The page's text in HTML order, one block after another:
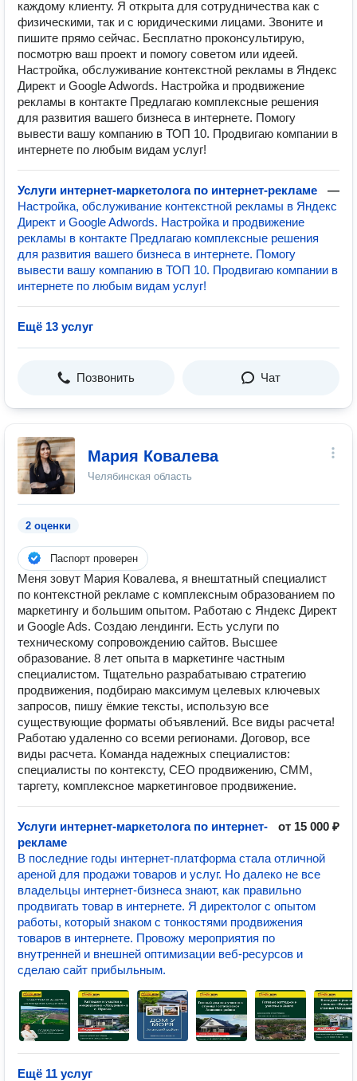
каждому клиенту. Я открыта для сотрудничества как с
физическими, так и с юридическими лицами. Звоните и
пишите прямо сейчас. Бесплатно проконсультирую,
посмотрю ваш проект и помогу советом или идеей.
Настройка, обслуживание контекстной рекламы в Яндекс
Директ и Google Adwords. Настройка и продвижение
рекламы в контакте Предлагаю комплексные решения
для развития вашего бизнеса в интернете. Помогу
вывести вашу компанию в ТОП 10. Продвигаю компании в
интернете по любым видам услуг!
Услуги интернет-маркетолога по интернет-рекламе
—
Настройка, обслуживание контекстной рекламы в Яндекс
Директ и Google Adwords. Настройка и продвижение
рекламы в контакте Предлагаю комплексные решения
для развития вашего бизнеса в интернете. Помогу
вывести вашу компанию в ТОП 10. Продвигаю компании в
интернете по любым видам услуг!
Ещё 13 услуг
Позвонить Чат
Мария Ковалева
Челябинская область
2 оценки
Паспорт проверен
Меня зовут Мария Ковалева, я внештатный специалист
по контекстной рекламе с комплексным образованием по
маркетингу и большим опытом. Работаю с Яндекс Директ
и Google Ads. Создаю лендинги. Есть услуги по
техническому сопровождению сайтов. Высшее
образование. 8 лет опыта в маркетинге частным
специалистом. Тщательно разрабатываю стратегию
продвижения, подбираю максимум целевых ключевых
запросов, пишу ёмкие тексты, использую все
существующие форматы объявлений. Все виды расчета!
Работаю удаленно со всеми регионами. Договор, все
виды расчета. Команда надежных специалистов:
специалисты по контексту, СЕО продвижению, CММ,
таргету, комплексное маркетинговое продвижение.
Услуги интернет-маркетолога по интернет-
рекламе
от 15 000 ₽
В последние годы интернет-платформа стала отличной
ареной для продажи товаров и услуг. Но далеко не все
владельцы интернет-бизнеса знают, как правильно
продвигать товар в интернете. Я директолог с опытом
работы, который знаком с тонкостями продвижения
товаров в интернете. Провожу мероприятия по
внутренней и внешней оптимизации веб-ресурсов и
сделаю сайт прибыльным.
Ещё 11 услуг